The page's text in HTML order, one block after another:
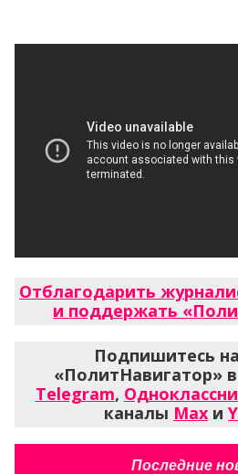
Отблагодарить
и поддержать
Подпишитесь
«ПолитНавигатор»
Telegram,
каналы Max и
Последние